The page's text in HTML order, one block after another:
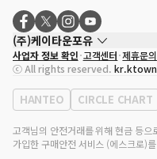
(주)케이타운포유
대표자
송효민
사업자등록번호
120-87-71116
통신판매업 신고번호 제2011-서울
대표전화
02-552-9855
사업자 정보 확인 고객센터 제휴문의
ⓒ All rights reserved.
HANTEO CIRCLE CHART
고객님의 안전거래를 위해 현금 등으
가입한 구매안전 서비스 (에스크로)